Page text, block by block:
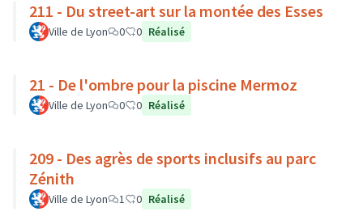
211 - Du street-art sur la montée des Esses
Ville de Lyon 0 0 Réalisé
21 - De l'ombre pour la piscine Mermoz
Ville de Lyon 0 0 Réalisé
209 - Des agrès de sports inclusifs au parc
Zénith
Ville de Lyon 1 0 Réalisé